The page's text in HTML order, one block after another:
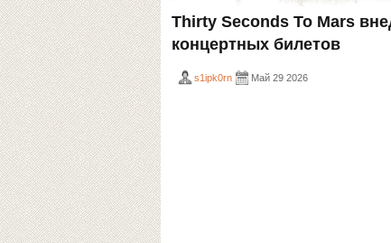
Thirty Seconds To Mars
концертных билетов
s1ipk0rn Май 29 2026